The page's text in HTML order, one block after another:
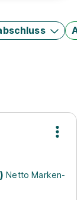
Netto Marken-